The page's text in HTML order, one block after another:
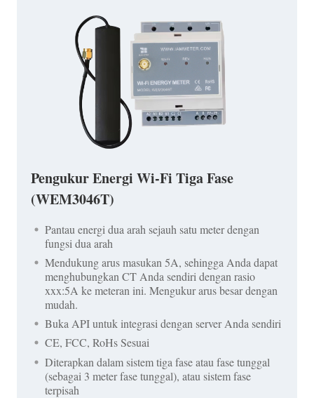
Pengukur Energi Wi-Fi Tiga Fase
(WEM3046T)
Pantau energi dua arah sejauh satu meter dengan
fungsi dua arah
Mendukung arus masukan 5A, sehingga Anda dapat
menghubungkan CT Anda sendiri dengan rasio
xxx:5A ke meteran ini. Mengukur arus besar dengan
mudah.
Buka API untuk integrasi dengan server Anda sendiri
CE, FCC, RoHs Sesuai
Diterapkan dalam sistem tiga fase atau fase tunggal
(sebagai 3 meter fase tunggal), atau sistem fase
terpisah